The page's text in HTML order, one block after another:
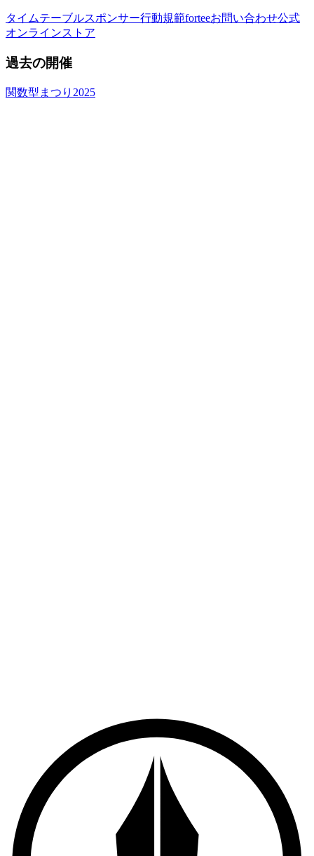
タイムテーブルスポンサー行動規範forteeお問い合わせ公式
オンラインストア
過去の開催
関数型まつり2025